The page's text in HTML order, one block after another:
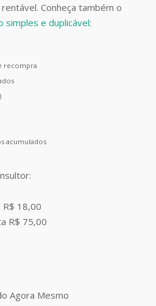
Conheça também o
simples e duplicável:
recompra
acumulados
18,00
R$ 75,00
Agora Mesmo